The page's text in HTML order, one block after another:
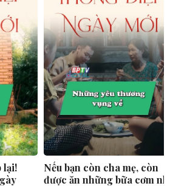
lại!
Nếu bạn còn cha mẹ, còn
được ăn những bữa cơm